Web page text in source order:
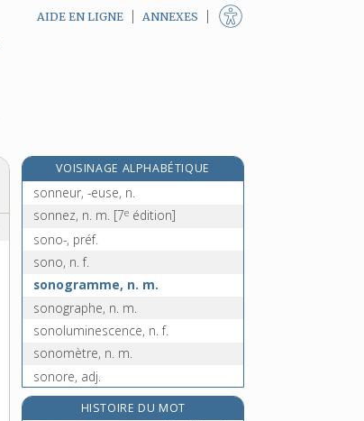
AIDE EN LIGNE ANNEXES
VOISINAGE ALPHABÉTIQUE
sonnette, n. f.
sonneur, -euse, n.
sonnez, n. m. [7e édition]
sono-, préf.
sono, n. f.
sonogramme, n. m.
sonographe, n. m.
sonoluminescence, n. f.
sonomètre, n. m.
sonore, adj.
sonorisation, n. f.
HISTOIRE DU MOT